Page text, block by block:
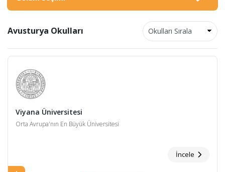
Avusturya Okulları
Viyana Üniversitesi
Orta Avrupa'nın En Büyük Üniversitesi
İncele